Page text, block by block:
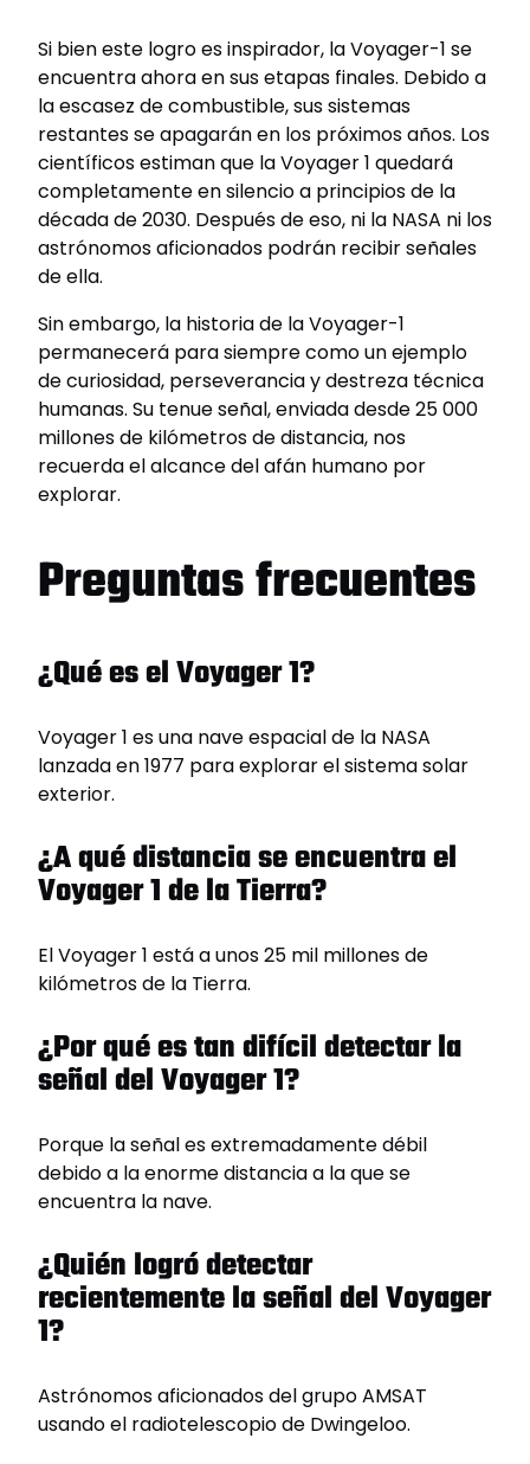
Si bien este logro es inspirador, la Voyager-1 se
encuentra ahora en sus etapas finales. Debido a
la escasez de combustible, sus sistemas
restantes se apagarán en los próximos años. Los
científicos estiman que la Voyager 1 quedará
completamente en silencio a principios de la
década de 2030. Después de eso, ni la NASA ni los
astrónomos aficionados podrán recibir señales
de ella.
Sin embargo, la historia de la Voyager-1
permanecerá para siempre como un ejemplo
de curiosidad, perseverancia y destreza técnica
humanas. Su tenue señal, enviada desde 25 000
millones de kilómetros de distancia, nos
recuerda el alcance del afán humano por
explorar.
Preguntas frecuentes
¿Qué es el Voyager 1?
Voyager 1 es una nave espacial de la NASA
lanzada en 1977 para explorar el sistema solar
exterior.
¿A qué distancia se encuentra el
Voyager 1 de la Tierra?
El Voyager 1 está a unos 25 mil millones de
kilómetros de la Tierra.
¿Por qué es tan difícil detectar la
señal del Voyager 1?
Porque la señal es extremadamente débil
debido a la enorme distancia a la que se
encuentra la nave.
¿Quién logró detectar
recientemente la señal del Voyager
1?
Astrónomos aficionados del grupo AMSAT
usando el radiotelescopio de Dwingeloo.